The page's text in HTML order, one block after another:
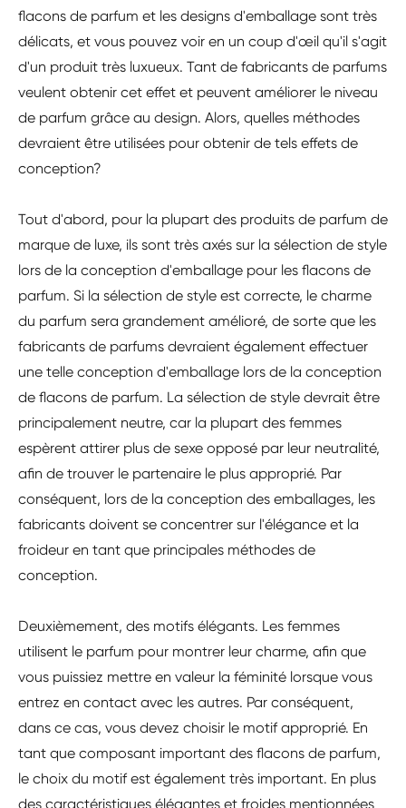
flacons de parfum et les designs d'emballage sont très
délicats, et vous pouvez voir en un coup d'œil qu'il s'agit
d'un produit très luxueux. Tant de fabricants de parfums
veulent obtenir cet effet et peuvent améliorer le niveau
de parfum grâce au design. Alors, quelles méthodes
devraient être utilisées pour obtenir de tels effets de
conception?
Tout d'abord, pour la plupart des produits de parfum de
marque de luxe, ils sont très axés sur la sélection de style
lors de la conception d'emballage pour les flacons de
parfum. Si la sélection de style est correcte, le charme
du parfum sera grandement amélioré, de sorte que les
fabricants de parfums devraient également effectuer
une telle conception d'emballage lors de la conception
de flacons de parfum. La sélection de style devrait être
principalement neutre, car la plupart des femmes
espèrent attirer plus de sexe opposé par leur neutralité,
afin de trouver le partenaire le plus approprié. Par
conséquent, lors de la conception des emballages, les
fabricants doivent se concentrer sur l'élégance et la
froideur en tant que principales méthodes de
conception.
Deuxièmement, des motifs élégants. Les femmes
utilisent le parfum pour montrer leur charme, afin que
vous puissiez mettre en valeur la féminité lorsque vous
entrez en contact avec les autres. Par conséquent,
dans ce cas, vous devez choisir le motif approprié. En
tant que composant important des flacons de parfum,
le choix du motif est également très important. En plus
des caractéristiques élégantes et froides mentionnées